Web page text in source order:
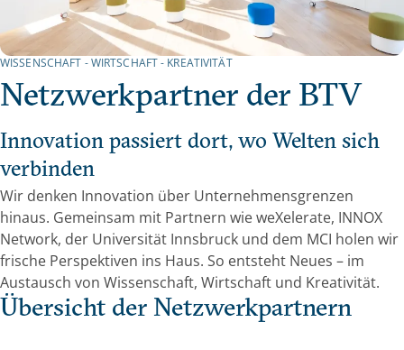
WISSENSCHAFT - WIRTSCHAFT - KREATIVITÄT
Netzwerkpartner der BTV
Innovation passiert dort, wo Welten sich
verbinden
Wir denken Innovation über Unternehmensgrenzen
hinaus. Gemeinsam mit Partnern wie weXelerate, INNOX
Network, der Universität Innsbruck und dem MCI holen wir
frische Perspektiven ins Haus. So entsteht Neues – im
Austausch von Wissenschaft, Wirtschaft und Kreativität.
Übersicht der Netzwerkpartnern